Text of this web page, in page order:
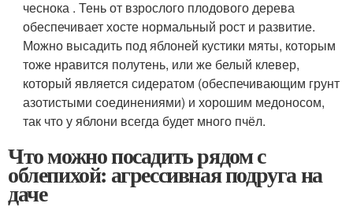
чеснока . Тень от взрослого плодового дерева
обеспечивает хосте нормальный рост и развитие.
Можно высадить под яблоней кустики мяты, которым
тоже нравится полутень, или же белый клевер,
который является сидератом (обеспечивающим грунт
азотистыми соединениями) и хорошим медоносом,
так что у яблони всегда будет много пчёл.
Что можно посадить рядом с
облепихой: агрессивная подруга на
даче